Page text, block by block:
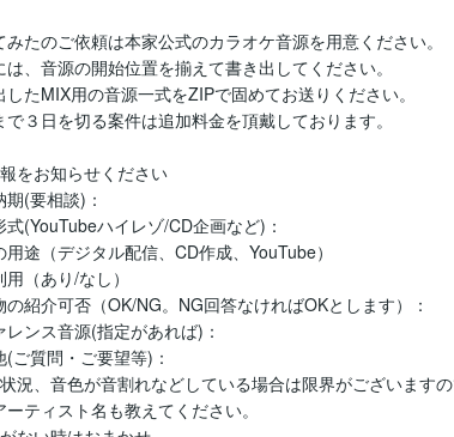
たのご依頼は本家公式のカラオケ音源を用意ください。
、音源の開始位置を揃えて書き出してください。
たMIX用の音源一式をZIPで固めてお送りください。
３日を切る案件は追加料金を頂戴しております。
をお知らせください
期(要相談)：
式(YouTubeハイレゾ/CD企画など)：
用途（デジタル配信、CD作成、YouTube）
用（あり/なし）
の紹介可否（OK/NG。NG回答なければOKとします）：
レンス音源(指定があれば)：
(ご質問・ご要望等)：
況、音色が音割れなどしている場合は限界がございます
ーティスト名も教えてください。